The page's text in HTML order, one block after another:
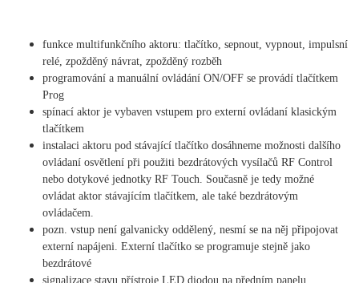
funkce multifunkčního aktoru: tlačítko, sepnout, vypnout, impulsní
relé, zpožděný návrat, zpožděný rozběh
programování a manuální ovládání ON/OFF se provádí tlačítkem
Prog
spínací aktor je vybaven vstupem pro externí ovládaní klasickým
tlačítkem
instalaci aktoru pod stávající tlačítko dosáhneme možnosti dalšího
ovládaní osvětlení při použiti bezdrátových vysílačů RF Control
nebo dotykové jednotky RF Touch. Současně je tedy možné
ovládat aktor stávajícím tlačítkem, ale také bezdrátovým
ovládačem.
pozn. vstup není galvanicky oddělený, nesmí se na něj připojovat
externí napájeni. Externí tlačítko se programuje stejně jako
bezdrátové
signalizace stavu přístroje LED diodou na předním panelu